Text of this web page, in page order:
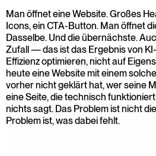
Man öffnet eine Website. Großes
Icons, ein CTA-Button. Man öffnet
Dasselbe. Und die übernächste.
Zufall — das ist das Ergebnis von
Effizienz optimieren, nicht auf
heute eine Website mit einem
vorher nicht geklärt hat, wer seine
eine Seite, die technisch
nichts sagt. Das Problem ist nicht
Problem ist, was dabei fehlt.